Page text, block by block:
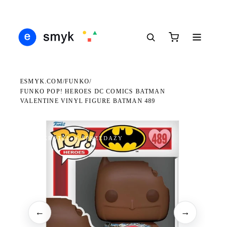
ESMYK.COM/FUNKO/
FUNKO POP! HEROES DC COMICS BATMAN
VALENTINE VINYL FIGURE BATMAN 489
WKRÓTCE W SPRZEDAŻY
← →